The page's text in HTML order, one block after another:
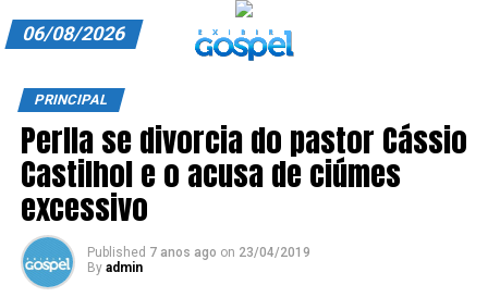
ANUNCIE CONOSCO
ASSINE
CARRINHO
EDITORIAL
06/08/2026
PRINCIPAL
Perlla se divorcia do pastor Cássio
Castilhol e o acusa de ciúmes
excessivo
Published 7 anos ago on 23/04/2019
By admin